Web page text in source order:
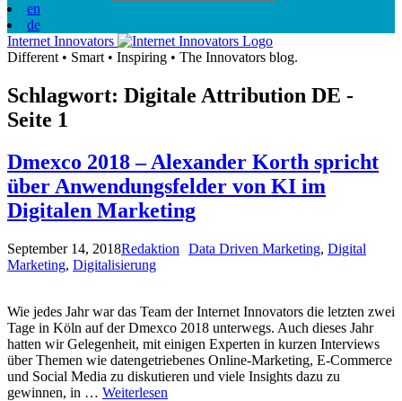
en
de
Internet Innovators
Different • Smart • Inspiring • The Innovators blog.
Schlagwort: Digitale Attribution DE -
Seite 1
Dmexco 2018 – Alexander Korth spricht
über Anwendungsfelder von KI im
Digitalen Marketing
September 14, 2018Redaktion Data Driven Marketing, Digital
Marketing, Digitalisierung
Wie jedes Jahr war das Team der Internet Innovators die letzten zwei
Tage in Köln auf der Dmexco 2018 unterwegs. Auch dieses Jahr
hatten wir Gelegenheit, mit einigen Experten in kurzen Interviews
über Themen wie datengetriebenes Online-Marketing, E-Commerce
und Social Media zu diskutieren und viele Insights dazu zu
gewinnen, in … Weiterlesen